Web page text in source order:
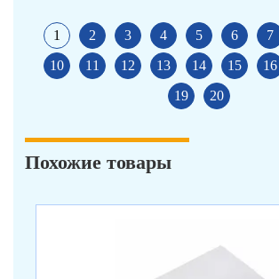
1 2 3 4 5 6 7
10
11 12 13 14 15 16
19
20
Похожие товары